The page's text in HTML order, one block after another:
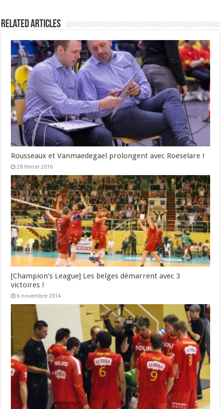
Related Articles
Rousseaux et Vanmaedegael prolongent avec Roeselare !
28 février 2016
[Champion’s League] Les belges démarrent avec 3
victoires !
6 novembre 2014